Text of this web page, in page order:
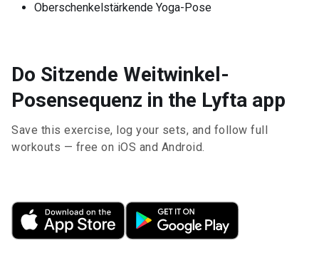
Oberschenkelstärkende Yoga-Pose
Do Sitzende Weitwinkel-
Posensequenz in the Lyfta app
Save this exercise, log your sets, and follow full
workouts — free on iOS and Android.